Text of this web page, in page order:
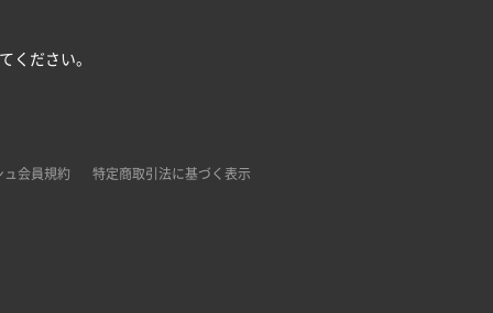
ください。
ュ会員規約 特定商取引法に基づく表示